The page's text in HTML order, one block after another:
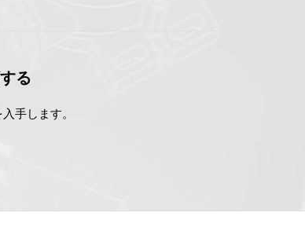
る
手します。